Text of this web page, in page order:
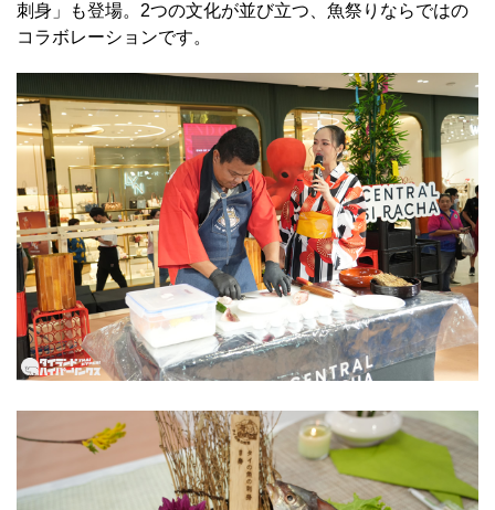
刺身」も登場。2つの文化が並び立つ、魚祭りならではの
コラボレーションです。